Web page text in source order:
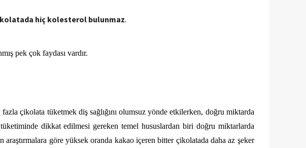
hiç kolesterol bulunmaz.
pek çok faydası vardır.
çikolata tüketmek diş sağlığını olumsuz yönde etkilerken, doğru miktarda
dikkat edilmesi gereken temel hususlardan biri doğru miktarlarda
göre yüksek oranda kakao içeren bitter çikolatada daha az şeker